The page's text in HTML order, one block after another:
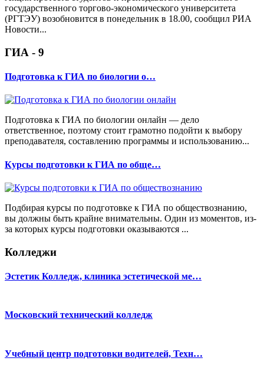
государственного торгово-экономического университета
(РГТЭУ) возобновится в понедельник в 18.00, сообщил РИА
Новости...
ГИА - 9
Подготовка к ГИА по биологии о…
Подготовка к ГИА по биологии онлайн — дело
ответственное, поэтому стоит грамотно подойти к выбору
преподавателя, составлению программы и использованию...
Курсы подготовки к ГИА по обще…
Подбирая курсы по подготовке к ГИА по обществознанию,
вы должны быть крайне внимательны. Один из моментов, из-
за которых курсы подготовки оказываются ...
Колледжи
Эстетик Колледж, клиника эстетической ме…
Московский технический колледж
Учебный центр подготовки водителей, Техн…